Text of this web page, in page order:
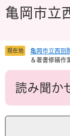
先
を
本
亀岡市立
現在地 亀岡市立西別
＆著書修繕
本
読み聞か